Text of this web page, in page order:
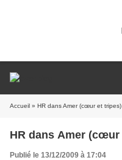
Accueil » HR dans Amer (cœur et tripes)
HR dans Amer (cœur
Publié le 13/12/2009 à 17:04